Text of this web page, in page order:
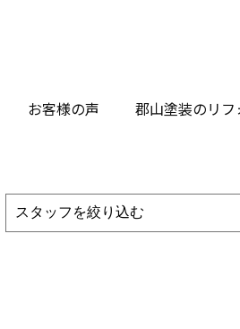
お客様の声 郡山塗装のリフ